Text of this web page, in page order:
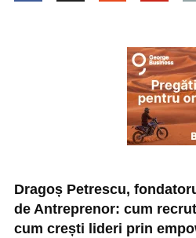
Dragoș Petrescu,
de Antreprenor: cum
cum crești lideri prin